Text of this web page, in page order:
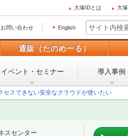
大塚IDとは 大
お問い合わせ English
通販（たのめーる）
イベント・ セミナー 導入事例
セスできない安全なクラウドが使いたい
スセンター